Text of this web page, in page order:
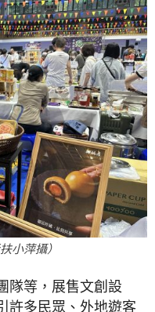
小萍攝）
隊等，展售文創設
許多民眾、外地遊客